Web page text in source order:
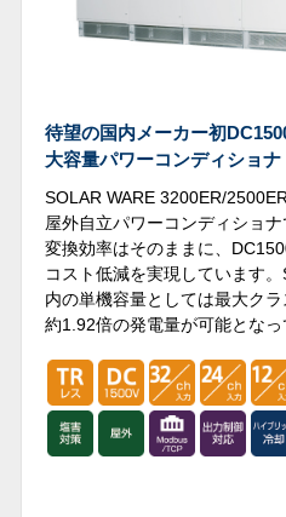
待望の国内メーカー初
大容量パワーコンディショナ
SOLAR WARE 3200ER/
屋外自立パワーコンディショ
変換効率はそのままに、
コスト低減を実現しています
内の単機容量としては最大ク
約1.92倍の発電量が可能となっ